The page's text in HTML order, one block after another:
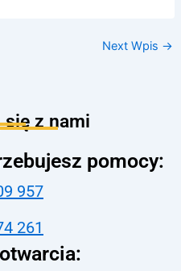
Next Wpis →
z nami
pomocy:
957
261